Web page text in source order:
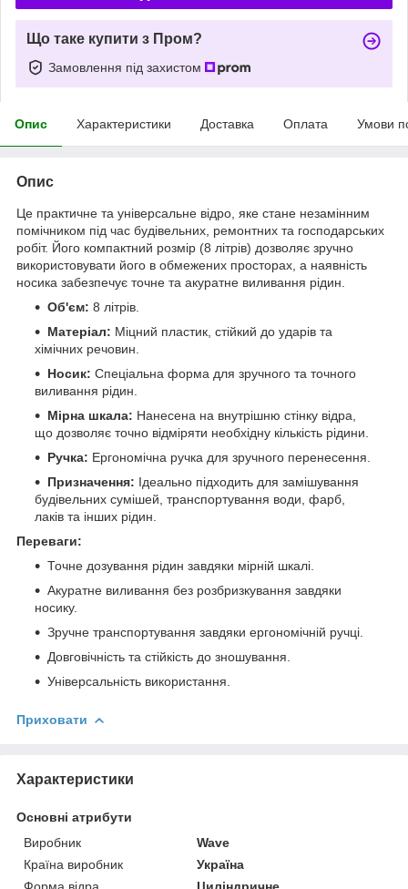
Що таке купити з Пром?
Замовлення під захистом
Опис Характеристики Доставка Оплата Умови
Опис
Це практичне та універсальне відро, яке стане незамінним
помічником під час будівельних, ремонтних та господарських
робіт. Його компактний розмір (8 літрів) дозволяє зручно
використовувати його в обмежених просторах, а наявність
носика забезпечує точне та акуратне виливання рідин.
Об'єм: 8 літрів.
Матеріал: Міцний пластик, стійкий до ударів та
хімічних речовин.
Носик: Спеціальна форма для зручного та точного
виливання рідин.
Мірна шкала: Нанесена на внутрішню стінку відра,
що дозволяє точно відміряти необхідну кількість рідини.
Ручка: Ергономічна ручка для зручного перенесення.
Призначення: Ідеально підходить для замішування
будівельних сумішей, транспортування води, фарб,
лаків та інших рідин.
Переваги:
Точне дозування рідин завдяки мірній шкалі.
Акуратне виливання без розбризкування завдяки
носику.
Зручне транспортування завдяки ергономічній ручці.
Довговічність та стійкість до зношування.
Універсальність використання.
Приховати
Характеристики
Основні атрибути
Виробник
Wave
Країна виробник
Україна
Форма відра
Циліндричне